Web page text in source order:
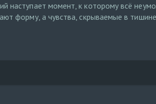
наступает момент, к которому всё
форму, а чувства, скрываемые в